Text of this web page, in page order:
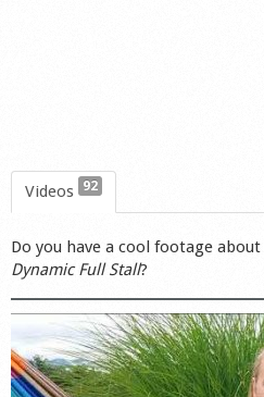
Videos 92
Do you have a cool footage about
Dynamic Full Stall?